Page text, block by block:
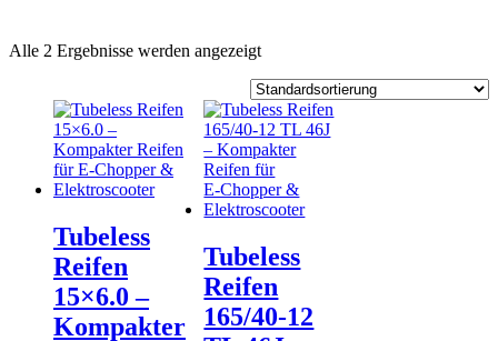
Alle 2 Ergebnisse werden angezeigt
Tubeless
Reifen
15×6.0 –
Kompakter
Tubeless
Reifen
165/40‑12